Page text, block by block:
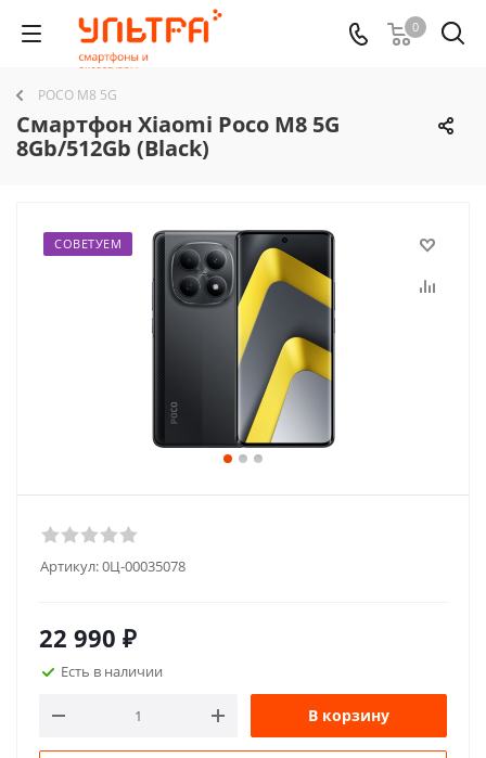
0
POCO M8 5G
Смартфон Xiaomi Poco M8 5G
8Gb/512Gb (Black)
СОВЕТУЕМ
Артикул:0Ц-00035078
22 990 ₽
Есть в наличии
В корзину